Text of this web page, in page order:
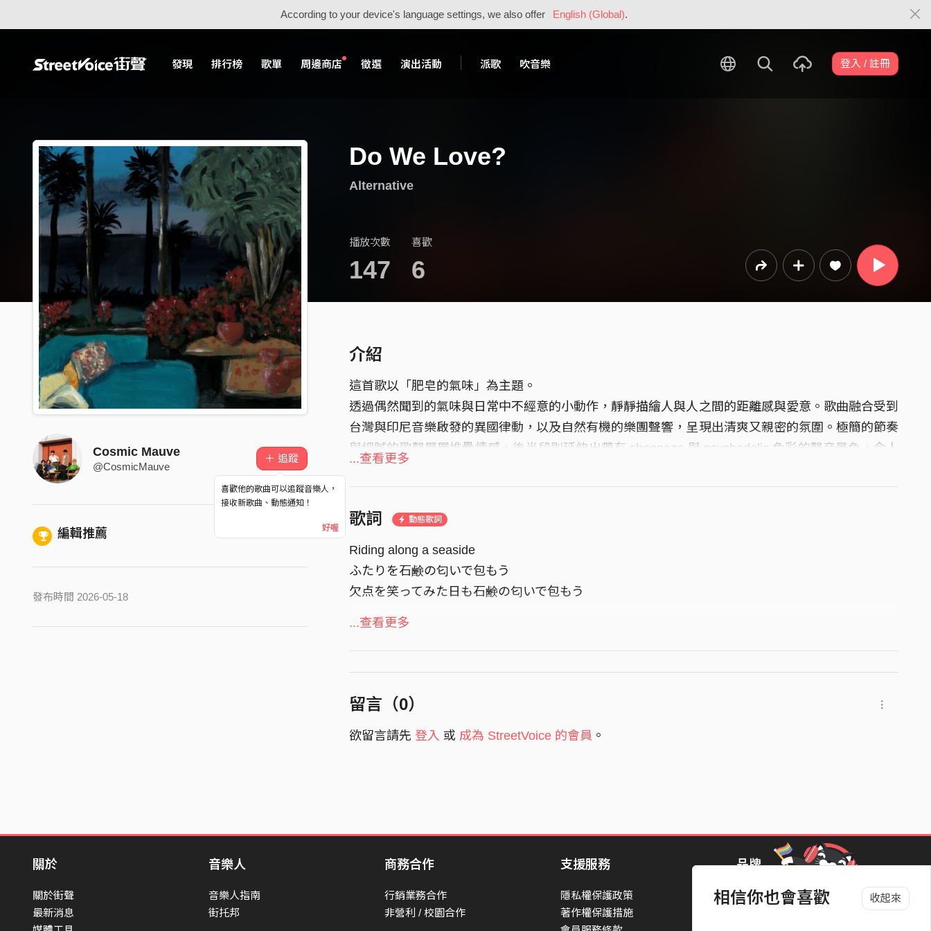
According to your device's language settings, we also offer English (Global).
發現 排行榜 歌單 周邊商店 徵選 演出活動 派歌 吹音樂 登入 / 註冊
相信你也會喜歡 收起來
Do We Love?
Alternative
播放次數
147
喜歡
6
Cosmic Mauve
@CosmicMauve
＋ 追蹤
喜歡他的歌曲可以追蹤音樂人，
接收新歌曲、動態通知！
好喔
編輯推薦
發布時間 2026-05-18
介紹
這首歌以「肥皂的氣味」為主題。
透過偶然聞到的氣味與日常中不經意的小動作，靜靜描繪人與人之間的距離感與愛意。歌曲融合受到
台灣與印尼音樂啟發的異國律動，以及自然有機的樂團聲響，呈現出清爽又親密的氛圍。極簡的節奏
與細膩的歌聲層層堆疊情感，後半段則延伸出帶有 shoegaze 與 psychedelic 色彩的聲音景色，令人
印象深刻。作品橫跨世界音樂元素與現代 indie sound，也展現出 Cosmic Mauve 希望將音樂帶往更
寬廣世界的強烈意志。
⸻
The theme of the song is “the scent of soap.”
Inspired by fleeting fragrances and small everyday gestures, it quietly reflects on the distance and
affection between two people. Blending exotic grooves influenced by Taiwanese and Indonesian
music with an organic band sound, the track feels both fresh and intimate. Minimal rhythms and
delicate vocals gradually build emotion, while the latter half expands into dreamy shoegaze and
expresses Cosmic Mauve’s desire to reach beyond borders and connect with a wider world.
...查看更多
歌詞 動態歌詞
Riding along a seaside
ふたりを石鹸の匂いで包もう
欠点を笑ってみた日も石鹸の匂いで包もう
Why don't we live beside until we die?
Driving along a seaside
日々の 暮らしていける不安は 消えないけど
不安定を隠してみた日も
I get some feel in lucky.
Do we love?
...查看更多
留言（0）
欲留言請先 登入 或 成為 StreetVoice 的會員 。
關於
關於街聲
最新消息
音樂人
音樂人指南
街托邦
商務合作
行銷業務合作
非營利 / 校園合作
支援服務
隱私權保護政策
著作權保護措施
品牌
StreetVoice Awards 街聲音樂獎